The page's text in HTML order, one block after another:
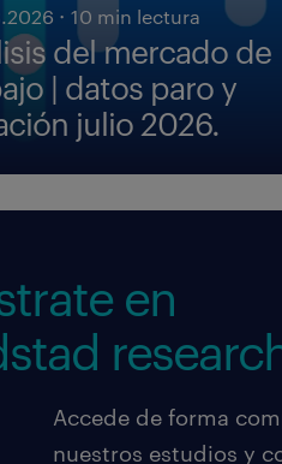
· 10 min lectura
del mercado de
| datos paro y
julio 2026.
en
Accede de forma
nuestros estudios y